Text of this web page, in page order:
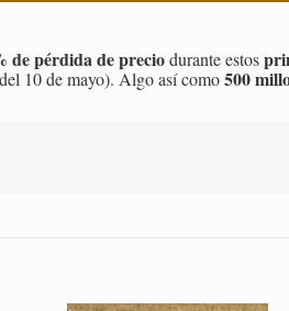
de pérdida de preciodurante estos
10 de mayo). Algo así como500